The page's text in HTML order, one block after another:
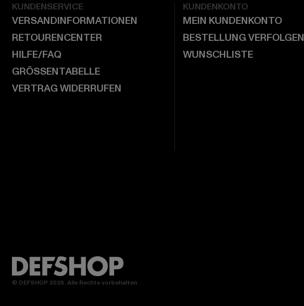
KUNDENSERVICE
VERSANDINFORMATIONEN
RETOURENCENTER
HILFE/FAQ
GRÖSSENTABELLE
VERTRAG WIDERRUFEN
KUNDENKONTO
MEIN KUNDENKONTO
BESTELLUNG VERFOLGEN
WUNSCHLISTE
© DEFSHOP 2026. Alle Rechte vorbehalten